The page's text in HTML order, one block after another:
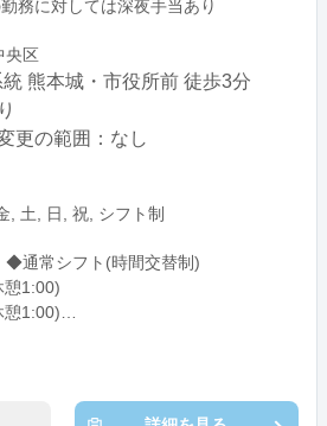
務に対しては深夜手当あり
央区
熊本城・市役所前 徒歩3分
更の範囲：なし
, 土, 日, 祝, シフト制
◆通常シフト(時間交替制)
憩1:00)
憩1:00)
1:00)
憩1:00)